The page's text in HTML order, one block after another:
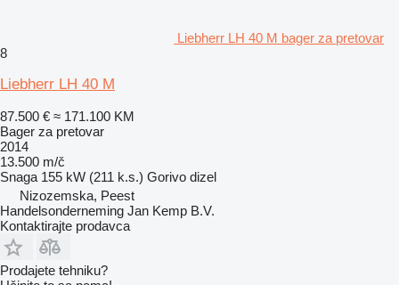
Liebherr LH 40 M bager za pretovar
8
Liebherr LH 40 M
87.500 € ≈ 171.100 KM
Bager za pretovar
2014
13.500 m/č
Snaga 155 kW (211 k.s.) Gorivo dizel
Nizozemska, Peest
Handelsonderneming Jan Kemp B.V.
Kontaktirajte prodavca
Prodajete tehniku?